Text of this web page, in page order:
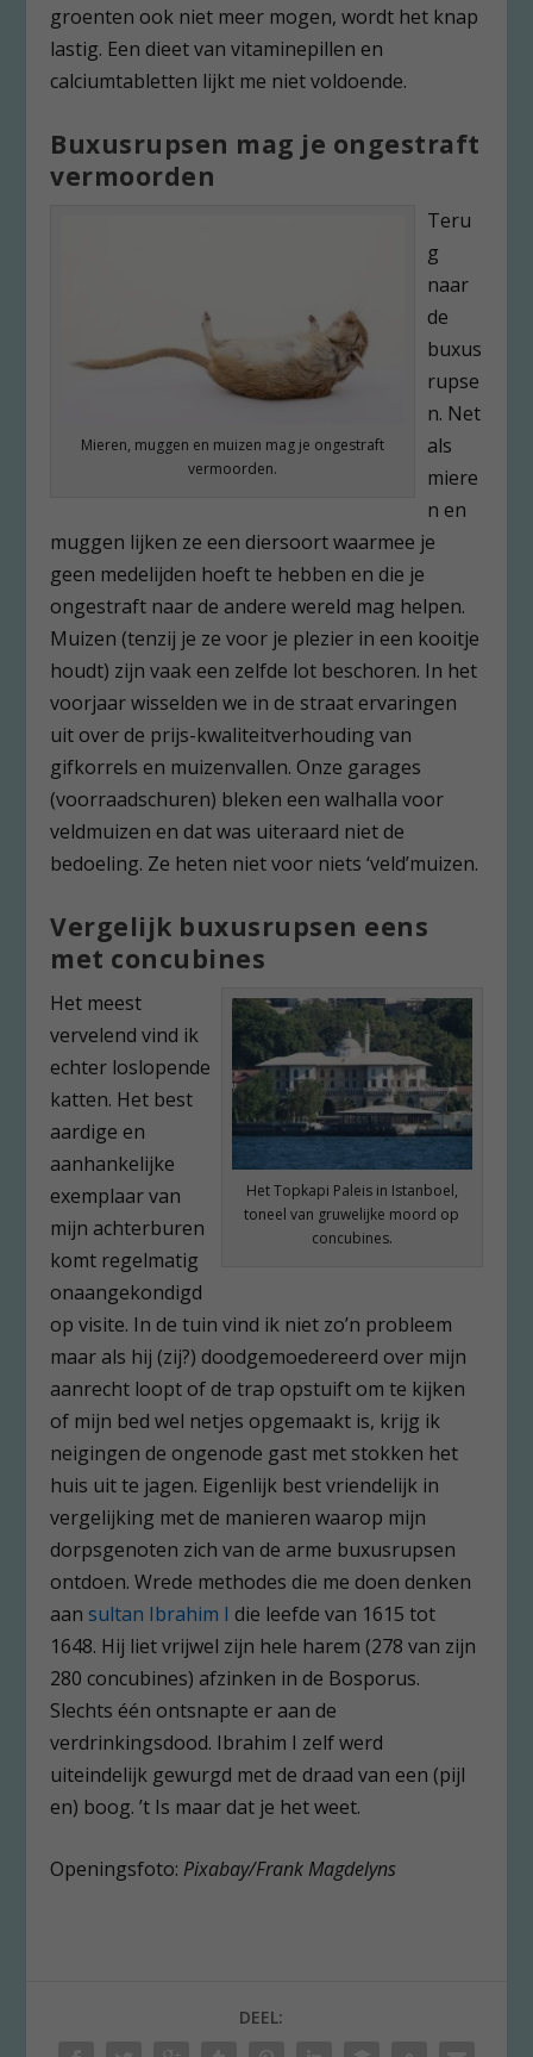
groenten ook niet meer mogen, wordt het knap
lastig. Een dieet van vitaminepillen en
calciumtabletten lijkt me niet voldoende.
Buxusrupsen mag je ongestraft
vermoorden
Mieren, muggen en muizen mag je ongestraft
vermoorden.
Teru
g
naar
de
buxus
rupse
n. Net
als
miere
n en
muggen lijken ze een diersoort waarmee je
geen medelijden hoeft te hebben en die je
ongestraft naar de andere wereld mag helpen.
Muizen (tenzij je ze voor je plezier in een kooitje
houdt) zijn vaak een zelfde lot beschoren. In het
voorjaar wisselden we in de straat ervaringen
uit over de prijs-kwaliteitverhouding van
gifkorrels en muizenvallen. Onze garages
(voorraadschuren) bleken een walhalla voor
veldmuizen en dat was uiteraard niet de
bedoeling. Ze heten niet voor niets ‘veld’muizen.
Vergelijk buxusrupsen eens
met concubines
Het Topkapi Paleis in Istanboel,
toneel van gruwelijke moord op
concubines.
Het meest
vervelend vind ik
echter loslopende
katten. Het best
aardige en
aanhankelijke
exemplaar van
mijn achterburen
komt regelmatig
onaangekondigd
op visite. In de tuin vind ik niet zo’n probleem
maar als hij (zij?) doodgemoedereerd over mijn
aanrecht loopt of de trap opstuift om te kijken
of mijn bed wel netjes opgemaakt is, krijg ik
neigingen de ongenode gast met stokken het
huis uit te jagen. Eigenlijk best vriendelijk in
vergelijking met de manieren waarop mijn
dorpsgenoten zich van de arme buxusrupsen
ontdoen. Wrede methodes die me doen denken
aan sultan Ibrahim I die leefde van 1615 tot
1648. Hij liet vrijwel zijn hele harem (278 van zijn
280 concubines) afzinken in de Bosporus.
Slechts één ontsnapte er aan de
verdrinkingsdood. Ibrahim I zelf werd
uiteindelijk gewurgd met de draad van een (pijl
en) boog. ’t Is maar dat je het weet.
Openingsfoto: Pixabay/Frank Magdelyns
DEEL: